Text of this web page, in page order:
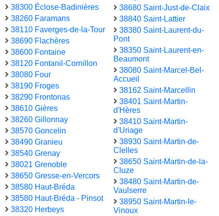
38300 Éclose-Badinières
38260 Faramans
38110 Faverges-de-la-Tour
38690 Flachères
38600 Fontaine
38120 Fontanil-Cornillon
38080 Four
38190 Froges
38290 Frontonas
38610 Gières
38260 Gillonnay
38570 Goncelin
38490 Granieu
38540 Grenay
38021 Grenoble
38650 Gresse-en-Vercors
38580 Haut-Bréda
38580 Haut-Bréda - Pinsot
38320 Herbeys
38680 Saint-Just-de-Claix
38840 Saint-Lattier
38380 Saint-Laurent-du-
Pont
38350 Saint-Laurent-en-
Beaumont
38080 Saint-Marcel-Bel-
Accueil
38162 Saint-Marcellin
38401 Saint-Martin-
d'Hères
38410 Saint-Martin-
d'Uriage
38930 Saint-Martin-de-
Clelles
38650 Saint-Martin-de-la-
Cluze
38480 Saint-Martin-de-
Vaulserre
38950 Saint-Martin-le-
Vinoux